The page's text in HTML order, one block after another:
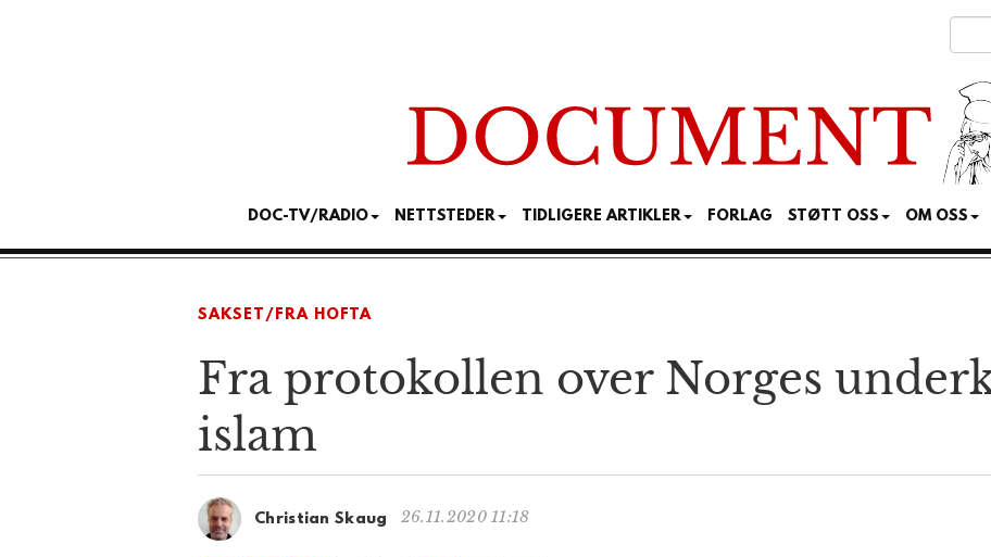
DOC-TV/RADIO NETTSTEDER TIDLIGERE ARTIKLER FORLAG STØTT OSS OM OSS
SAKSET/FRA HOFTA
Fra protokollen over Norges
islam
Christian Skaug 26.11.2020 11:18